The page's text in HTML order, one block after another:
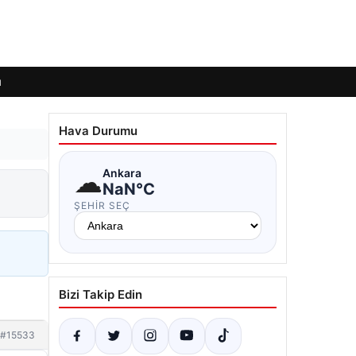
#15533
Hava Durumu
☁Ankara
NaN°C
ŞEHIR SEÇ
Bizi Takip Edin